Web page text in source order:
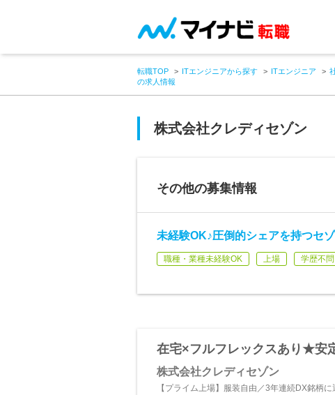
転職TOP ITエンジニアから探す ITエンジニア
の求人情報
株式会社クレディセゾン
その他の募集情報
未経験OK♪圧倒的シェアを持つセ
職種・業種未経験OK 上場 学歴不問
在宅×フルフレックスあり★安
株式会社クレディセゾン
【プライム上場】服装自由／3年連続DX銘柄